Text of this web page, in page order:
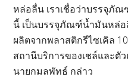
หล่อลื่น เราเชื่อว่าบรรจุภัณ
นี้ เป็นบรรจุภัณฑ์น้ำมันหล่อ
ผลิตจากพลาสติกรีไซเคิล
สถานีบริการของเชล์และตั
นายกมลพัทธ์ กล่าว